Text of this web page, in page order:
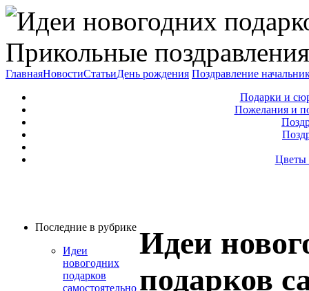
Прикольные
ГлавнаяНовостиСтатьиДень рождения Поздравление
Подарки и
Пожелания и
Цветы
Последние в рубрике
Идеи
новогодних
подарков
самостоятельно
Идеи
подарков